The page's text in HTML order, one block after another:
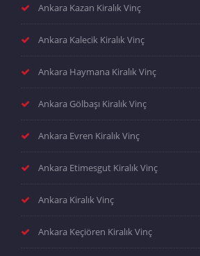
Ankara Kazan Kiralık Vinç
Ankara Kalecik Kiralık Vinç
Ankara Haymana Kiralık Vinç
Ankara Gölbaşı Kiralık Vinç
Ankara Evren Kiralık Vinç
Ankara Etimesgut Kiralık Vinç
Ankara Kiralık Vinç
Ankara Keçiören Kiralık Vinç